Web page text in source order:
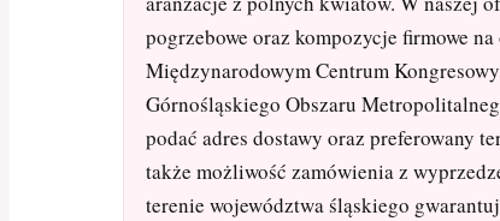
pogrzebowe oraz kompozycje firmowe
Międzynarodowym Centrum
Górnośląskiego Obszaru
podać adres dostawy oraz preferowany
także możliwość zamówienia z
terenie województwa śląskiego